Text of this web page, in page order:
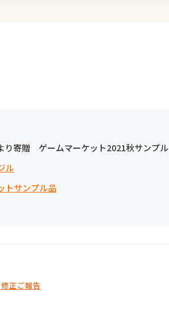
り寄贈 ゲームマーケット2021秋サンプル
ル
トサンプル品
正ご報告